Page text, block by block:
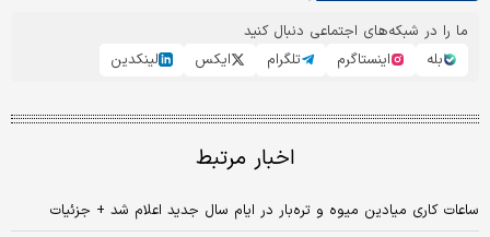
ما را در شبکه‌های اجتماعی دنبال کنید
بله
اینستاگرم تلگرام ایکس لینکدین
اخبار مرتبط
ساعات کاری میادین میوه و تره‌بار در ایام سال جدید اعلام شد + جزئیات